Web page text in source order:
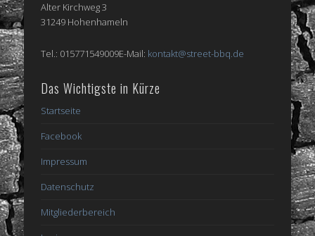
Alter Kirchweg 3
31249 Hohenhameln
Tel.: 015771549009E-Mail: kontakt@street-bbq.de
Das Wichtigste in Kürze
Startseite
Facebook
Impressum
Datenschutz
Mitgliederbereich